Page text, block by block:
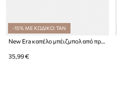
-15% ΜΕ ΚΩΔΙΚΟ: TAN
New Era καπέλο μπέιζμπολ από πρόσμιξη λινού OVAL PATCH LINEN EFRAME
35,99 €